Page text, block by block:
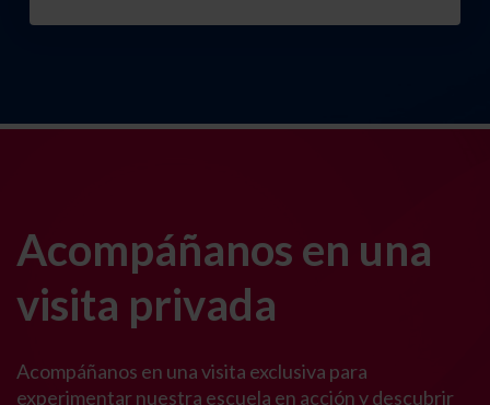
Acompáñanos en una
visita privada
Acompáñanos en una visita exclusiva para
experimentar nuestra escuela en acción y descubrir